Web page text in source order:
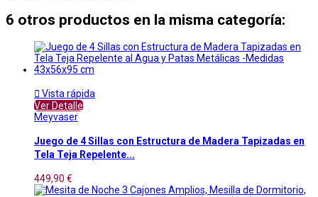
6 otros productos en la misma categoría:
 Vista rápida
Ver Detalle
Meyvaser
Juego de 4 Sillas con Estructura de Madera Tapizadas en
Tela Teja Repelente...
449,90 €